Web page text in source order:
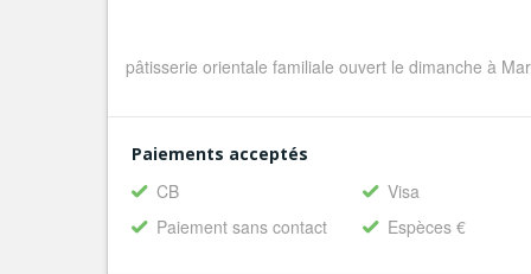
pâtisserie orientale familiale ouvert le dimanche à
Paiements acceptés
CB
Visa
Paiement sans contact
Espèces €